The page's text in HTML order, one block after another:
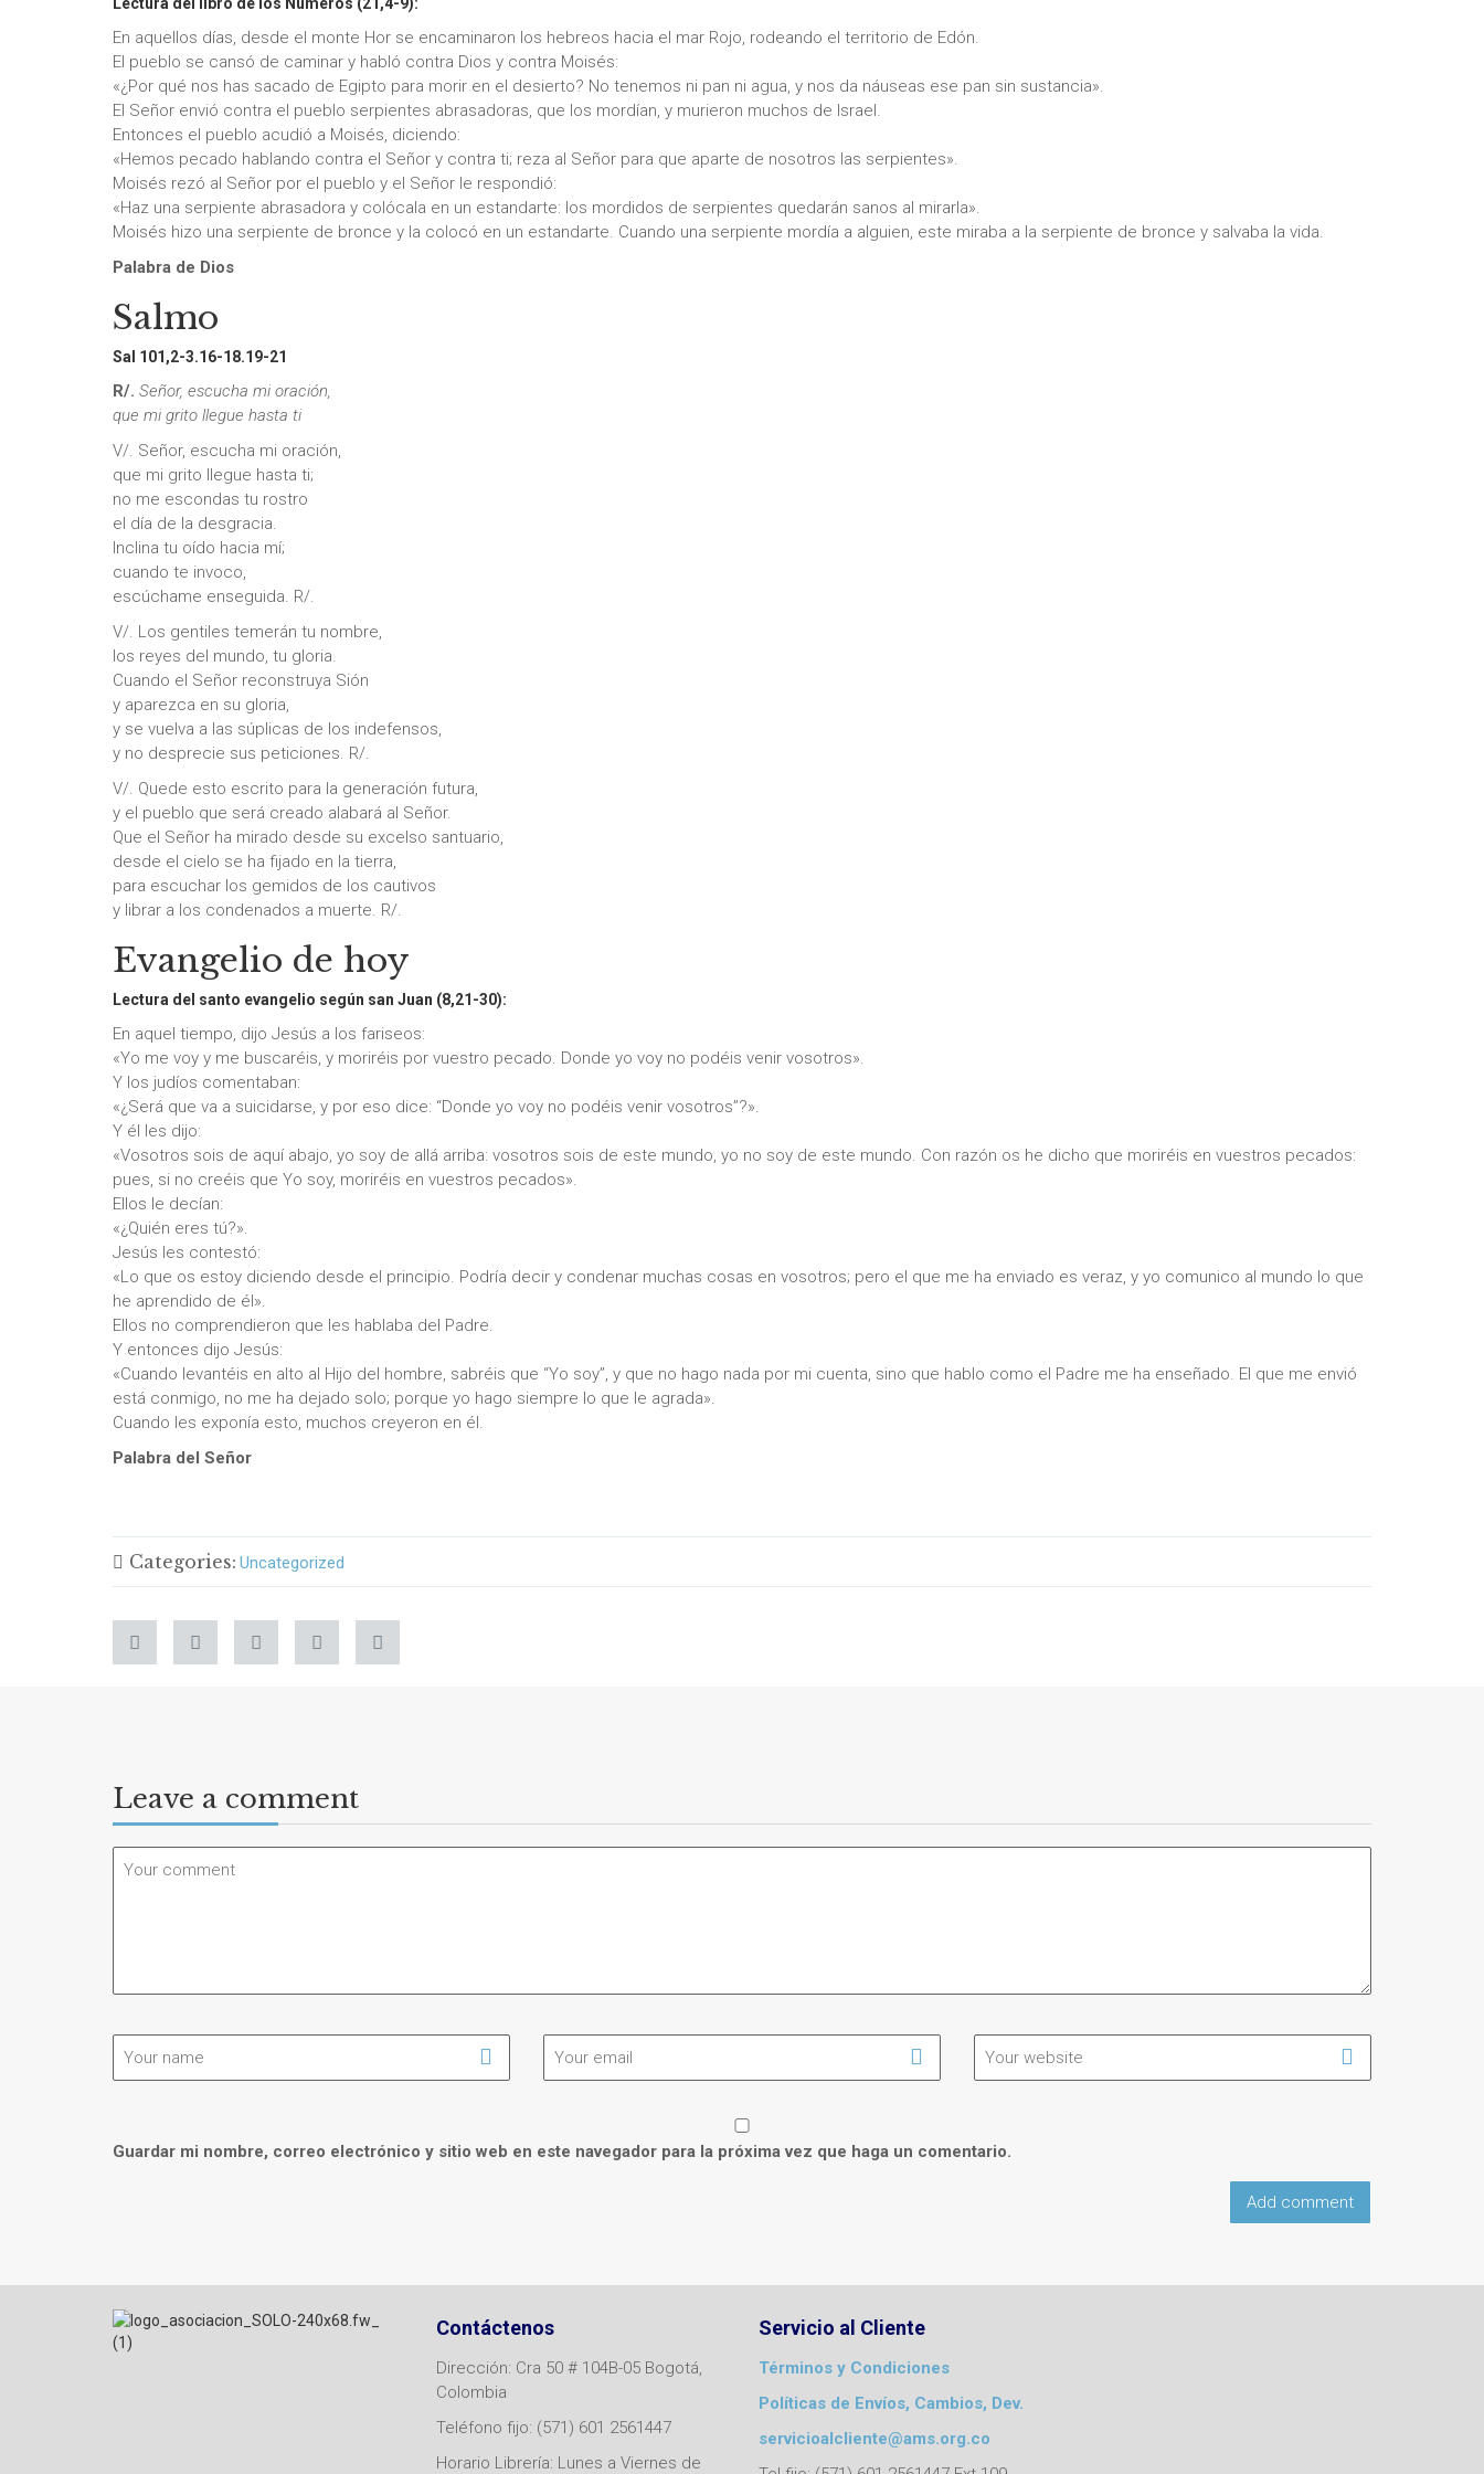
En aquellos días, desde el monte Hor se encaminaron los hebreos hacia el mar Rojo, rodeando el territorio de Edón.
El pueblo se cansó de caminar y habló contra Dios y contra Moisés:
«¿Por qué nos has sacado de Egipto para morir en el desierto? No tenemos ni pan ni agua, y nos da náuseas ese pan sin sustancia».
El Señor envió contra el pueblo serpientes abrasadoras, que los mordían, y murieron muchos de Israel.
Entonces el pueblo acudió a Moisés, diciendo:
«Hemos pecado hablando contra el Señor y contra ti; reza al Señor para que aparte de nosotros las serpientes».
Moisés rezó al Señor por el pueblo y el Señor le respondió:
«Haz una serpiente abrasadora y colócala en un estandarte: los mordidos de serpientes quedarán sanos al mirarla».
Moisés hizo una serpiente de bronce y la colocó en un estandarte. Cuando una serpiente mordía a alguien, este miraba a la serpiente de bronce y salvaba la vida.
Palabra de Dios
Salmo
Sal 101,2-3.16-18.19-21
R/. Señor, escucha mi oración,
que mi grito llegue hasta ti
V/. Señor, escucha mi oración,
que mi grito llegue hasta ti;
no me escondas tu rostro
el día de la desgracia.
Inclina tu oído hacia mí;
cuando te invoco,
escúchame enseguida. R/.
V/. Los gentiles temerán tu nombre,
los reyes del mundo, tu gloria.
Cuando el Señor reconstruya Sión
y aparezca en su gloria,
y se vuelva a las súplicas de los indefensos,
y no desprecie sus peticiones. R/.
V/. Quede esto escrito para la generación futura,
y el pueblo que será creado alabará al Señor.
Que el Señor ha mirado desde su excelso santuario,
desde el cielo se ha fijado en la tierra,
para escuchar los gemidos de los cautivos
y librar a los condenados a muerte. R/.
Evangelio de hoy
Lectura del santo evangelio según san Juan (8,21-30):
En aquel tiempo, dijo Jesús a los fariseos:
«Yo me voy y me buscaréis, y moriréis por vuestro pecado. Donde yo voy no podéis venir vosotros».
Y los judíos comentaban:
«¿Será que va a suicidarse, y por eso dice: “Donde yo voy no podéis venir vosotros”?».
Y él les dijo:
«Vosotros sois de aquí abajo, yo soy de allá arriba: vosotros sois de este mundo, yo no soy de este mundo. Con razón os he dicho que moriréis en vuestros pecados:
pues, si no creéis que Yo soy, moriréis en vuestros pecados».
Ellos le decían:
«¿Quién eres tú?».
Jesús les contestó:
«Lo que os estoy diciendo desde el principio. Podría decir y condenar muchas cosas en vosotros; pero el que me ha enviado es veraz, y yo comunico al mundo lo que
he aprendido de él».
Ellos no comprendieron que les hablaba del Padre.
Y entonces dijo Jesús:
«Cuando levantéis en alto al Hijo del hombre, sabréis que “Yo soy”, y que no hago nada por mi cuenta, sino que hablo como el Padre me ha enseñado. El que me envió
está conmigo, no me ha dejado solo; porque yo hago siempre lo que le agrada».
Cuando les exponía esto, muchos creyeron en él.
Palabra del Señor
Categories: Uncategorized
Leave a comment
Guardar mi nombre, correo electrónico y sitio web en este navegador para la próxima vez que haga un comentario.
Contáctenos
Dirección: Cra 50 # 104B-05 Bogotá,
Colombia
Teléfono fijo: (571) 601 2561447
Horario Librería: Lunes a Viernes de
Servicio al Cliente
Términos y Condiciones
Políticas de Envíos, Cambios, Dev.
servicioalcliente@ams.org.co